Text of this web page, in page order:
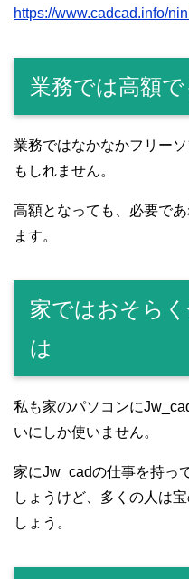
https://www.cadcad.info/
業務では高額で
業務ではなかなかフリー
もしれません。
高額となっても、必要で
ます。
家ではおそら
は
私も家のパソコンに
いにしか使いません。
家にJw_cadの仕事を持っ
しょうけど、多くの人は
しょう。